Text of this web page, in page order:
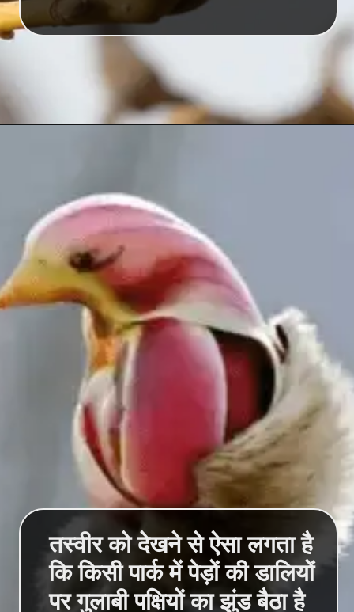
तस्वीर को देखने से ऐसा लगता है
कि किसी पार्क में पेड़ों की डालियों
पर गुलाबी पक्षियों का झुंड बैठा है